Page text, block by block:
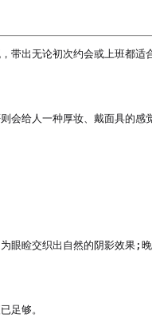
出无论初次约会或上班都
给人一种厚妆、戴面具的感
眼睑交织出自然的阴影效果;
足够。